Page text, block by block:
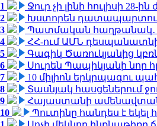
1
Ջուր չի լինի հուլիսի 28-
2
Խստորեն դատապարտում
3
Պատմական հաղթանակ․
4
ՀՀ-ում ԱՄՆ
5
Գագիկ Ծառուկյանից
6
Սուրեն Պապիկյանի նոր
7
10 միլիոն երկրպագու
8
Տասնյակ հասցեներում
9
Հայաստանի
10
Պուտինը հանդես է եկել